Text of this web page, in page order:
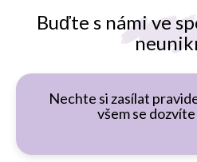
Buďte s námi ve
Nechte si zasílat
všem se